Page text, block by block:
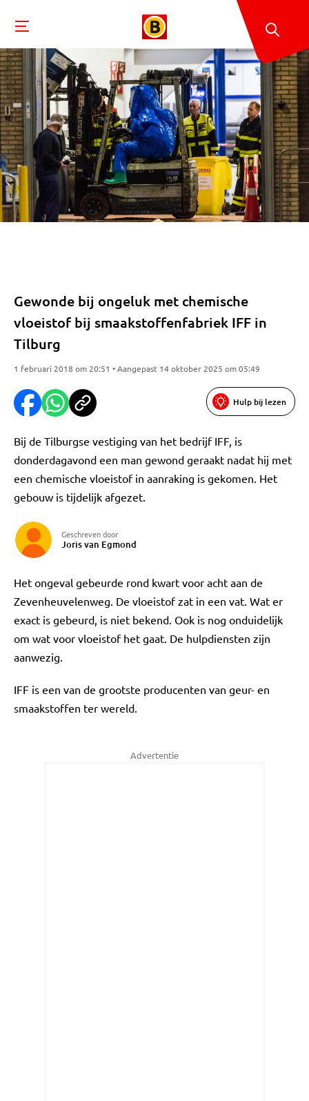
Gewonde bij ongeluk met chemische
vloeistof bij smaakstoffenfabriek IFF in
Tilburg
1 februari 2018 om 20:51 • Aangepast 14 oktober 2025 om 05:49
Hulp bij lezen
Bij de Tilburgse vestiging van het bedrijf IFF, is
donderdagavond een man gewond geraakt nadat hij met
een chemische vloeistof in aanraking is gekomen. Het
gebouw is tijdelijk afgezet.
Geschreven door
Joris van Egmond
Het ongeval gebeurde rond kwart voor acht aan de
Zevenheuvelenweg. De vloeistof zat in een vat. Wat er
exact is gebeurd, is niet bekend. Ook is nog onduidelijk
om wat voor vloeistof het gaat. De hulpdiensten zijn
aanwezig.
IFF is een van de grootste producenten van geur- en
smaakstoffen ter wereld.
Advertentie